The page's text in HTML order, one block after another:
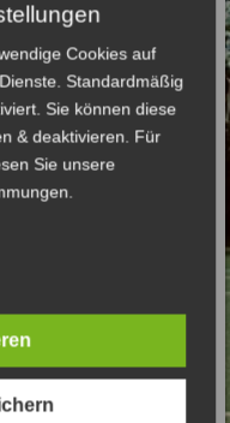
Cookies auf
Standardmäßig
Sie können diese
& deaktivieren. Für
Sie unsere